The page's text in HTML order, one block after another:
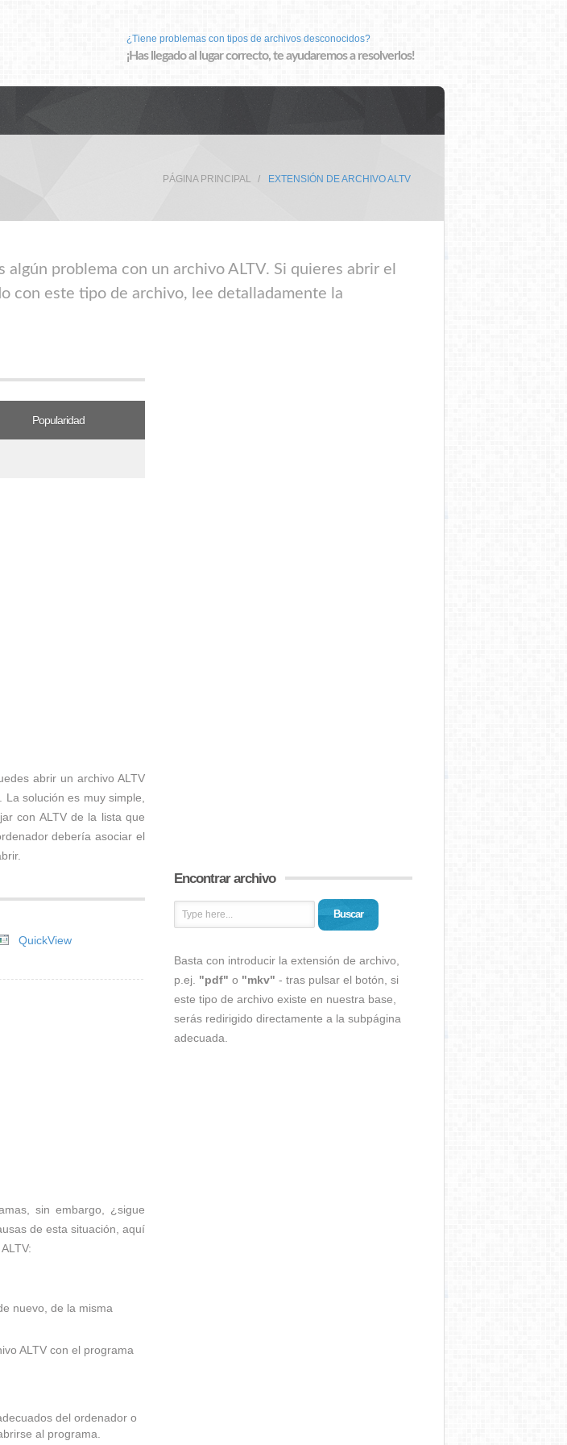
¿Tiene problemas con tipos de archivos desconocidos?
¡Has llegado al lugar correcto, te ayudaremos a resolverlos!
PÁGINA PRINCIPAL EXTENSIÓN DE ARCHIVO ALTV
problema con un archivo ALTV. Si quieres abrir el
con este tipo de archivo, lee detalladamente la
Popularidad
abrir un archivo ALTV
solución es muy simple,
con ALTV de la lista que
debería asociar el
QuickView
sin embargo, ¿sigue
de esta situación, aquí
nuevo, de la misma
ALTV con el programa
del ordenador o
al programa.
Encontrar archivo
Buscar
Basta con introducir la extensión de archivo,
p.ej. "pdf" o "mkv" - tras pulsar el botón, si
este tipo de archivo existe en nuestra base,
serás redirigido directamente a la subpágina
adecuada.